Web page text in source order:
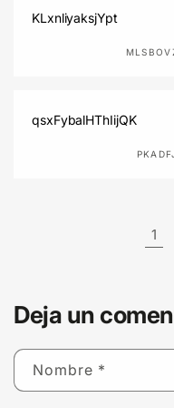
KLxnliyaksjYpt
qsxFybalHThIijQK
1
Deja un
Nombre *